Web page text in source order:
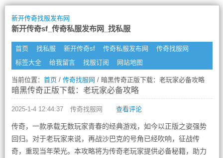
新开传奇找服发布网
新开传奇sf_传奇私服发布网_找私服
首页 找私服 新开传奇sf 传奇私服发布网
传奇找服网
标签大全
给我留言 找服订阅 网站地图
当前位置： 首页/ 传奇找服网 / 暗黑传奇正版下载：老玩家必备攻略
暗黑传奇正版下载：老玩家必备攻略
2025-1-4 12:44:37 传奇找服网 查看评论
传奇，一款承载无数玩家青春的经典游戏，如今以正版之姿强势
回归。对于老玩家来说，再战沙巴克的号角已经吹响，征战传
奇，重现当年荣光。本攻略将为传奇老玩家提供必备秘籍，助力